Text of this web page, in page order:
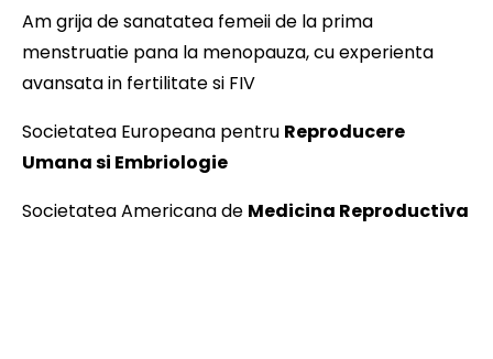
Am grija de sanatatea femeii de la prima
menstruatie pana la menopauza, cu experienta
avansata in fertilitate si FIV
Societatea Europeana pentru Reproducere
Umana si Embriologie
Societatea Americana de Medicina Reproductiva